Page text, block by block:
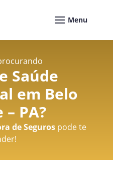
Saúde
em Belo
– PA?
de Segurospode te